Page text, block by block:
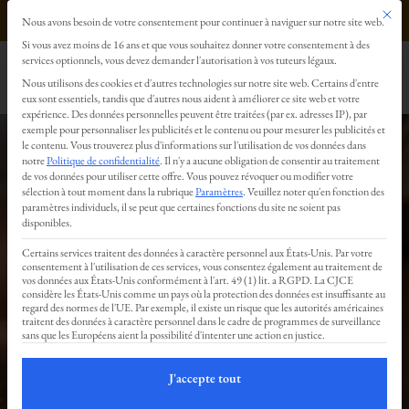
0499293179
Livre d’or
:
Ce
Préférences en matière de confidentialité
Nous avons besoin de votre consentement pour continuer à naviguer sur notre site web.
Si vous avez moins de 16 ans et que vous souhaitez donner votre consentement à des
services optionnels, vous devez demander l'autorisation à vos tuteurs légaux.
Nous utilisons des cookies et d'autres technologies sur notre site web. Certains d'entre
eux sont essentiels, tandis que d'autres nous aident à améliorer ce site web et votre
expérience.Des données personnelles peuvent être traitées (par ex. adresses IP), par
exemple pour personnaliser les publicités et le contenu ou pour mesurer les publicités et
le contenu.Vous trouverez plus d'informations sur l'utilisation de vos données dans
notrePolitique de confidentialité.Il n'y a aucune obligation de consentir au traitement
de vos données pour utiliser cette offre.Vous pouvez révoquer ou modifier votre
sélection à tout moment dans la rubriqueParamètres.Veuillez noter qu'en fonction des
paramètres individuels, il se peut que certaines fonctions du site ne soient pas
disponibles.
Certains services traitent des données à caractère personnel aux États-Unis. Par votre
consentement à l'utilisation de ces services, vous consentez également au traitement de
vos données aux États-Unis conformément à l'art. 49 (1) lit. a RGPD. La CJCE
considère les États-Unis comme un pays où la protection des données est insuffisante au
regard des normes de l'UE. Par exemple, il existe un risque que les autorités américaines
traitent des données à caractère personnel dans le cadre de programmes de surveillance
sans que les Européens aient la possibilité d'intenter une action en justice.
J'accepte tout